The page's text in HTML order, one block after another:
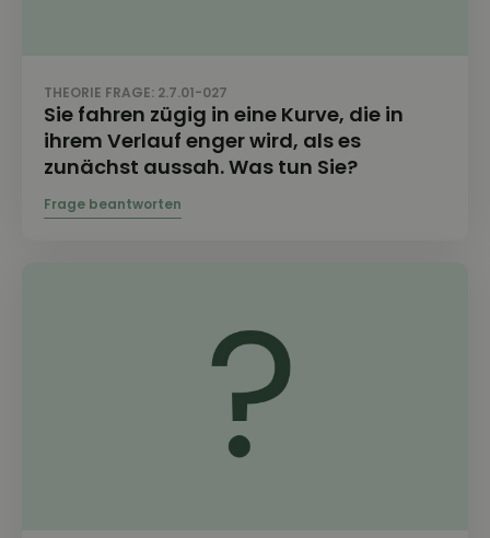
THEORIE FRAGE: 2.7.01-027
Sie fahren zügig in eine Kurve, die in
ihrem Verlauf enger wird, als es
zunächst aussah. Was tun Sie?